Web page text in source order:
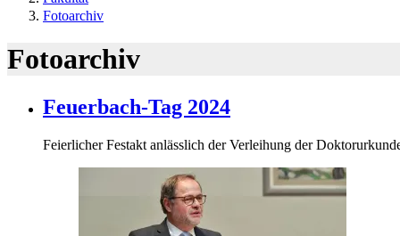
Fotoarchiv
Fotoarchiv
Feuerbach-Tag 2024
Feierlicher Festakt anlässlich der Verleihung der